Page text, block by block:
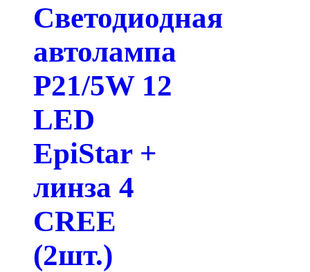
Светодиодная
автолампа
P21/5W 12
LED
EpiStar +
линза 4
CREE
(2шт.)